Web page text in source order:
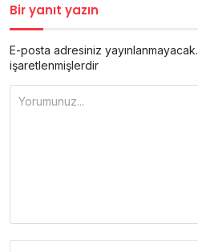
Bir yanıt yazın
E-posta adresiniz yayınlanmayacak.
işaretlenmişlerdir